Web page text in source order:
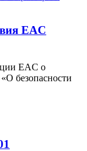
EAC
EAC о
безопасности